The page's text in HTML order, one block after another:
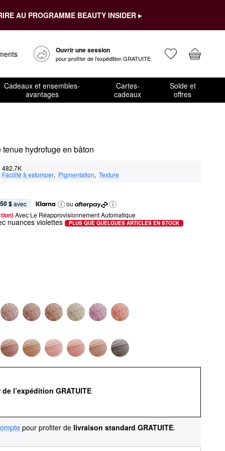
AU PROGRAMME BEAUTY INSIDER ▸
Ouvrir une session
pour profiter de l’expédition GRATUITE
Cadeaux et ensembles-
avantages
Cartes-
cadeaux
Solde et
offres
hydrofuge en bâton
482.7K
Facilité à estomper, Pigmentation, Texture
$ avec
ou
Avec Le Réapprovisionnement Automatique
nuances violettes PLUS QUE QUELQUES ARTICLES EN STOCK
l’expédition GRATUITE
pour profiter de livraison standard GRATUITE.